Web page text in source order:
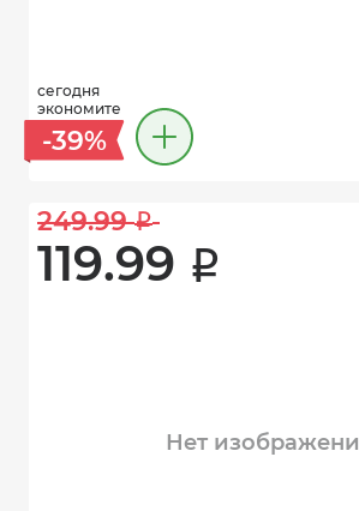
сегодня
экономите
-39%
249.99 i
119.99 i
Нет